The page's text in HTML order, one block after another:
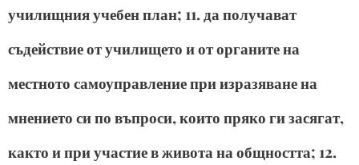
училищния учебен план; 11. да получават
съдействие от училището и от органите на
местното самоуправление при изразяване на
мнението си по въпроси, които пряко ги засягат,
както и при участие в живота на общността; 12.